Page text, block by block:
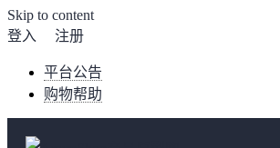
Skip to content
登入
注册
平台公告
购物帮助